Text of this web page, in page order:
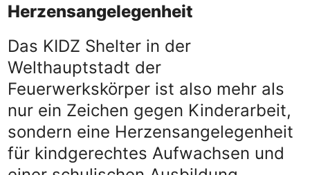
Herzensangelegenheit
Das KIDZ Shelter in der
Welthauptstadt der
Feuerwerkskörper ist also mehr als
nur ein Zeichen gegen Kinderarbeit,
sondern eine Herzensangelegenheit
für kindgerechtes Aufwachsen und